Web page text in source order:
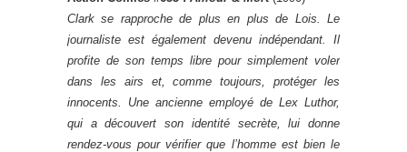
Clark se rapproche de plus en plus de Lois. Le
journaliste est également devenu indépendant. Il
profite de son temps libre pour simplement voler
dans les airs et, comme toujours, protéger les
innocents. Une ancienne employé de Lex Luthor,
qui a découvert son identité secrète, lui donne
rendez-vous pour vérifier que l’homme est bien le